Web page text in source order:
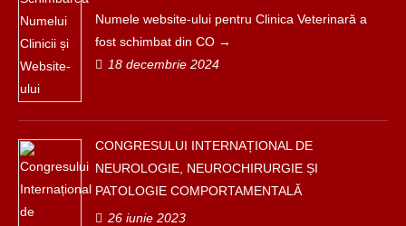
Numele website-ului pentru Clinica Veterinară a
fost schimbat din CO
18 decembrie 2024
CONGRESULUI INTERNAȚIONAL DE
NEUROLOGIE, NEUROCHIRURGIE ȘI
PATOLOGIE COMPORTAMENTALĂ
26 iunie 2023